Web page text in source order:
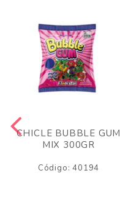
CHICLE BUBBLE GUM
MIX 300GR
Código: 40194